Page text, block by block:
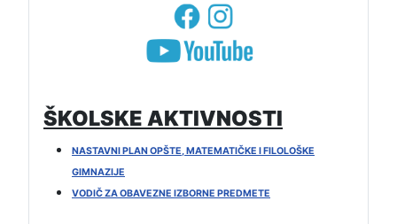
ŠKOLSKE AKTIVNOSTI
NASTAVNI PLAN OPŠTE, MATEMATIČKE I FILOLOŠKE
GIMNAZIJE
VODIČ ZA OBAVEZNE IZBORNE PREDMETE